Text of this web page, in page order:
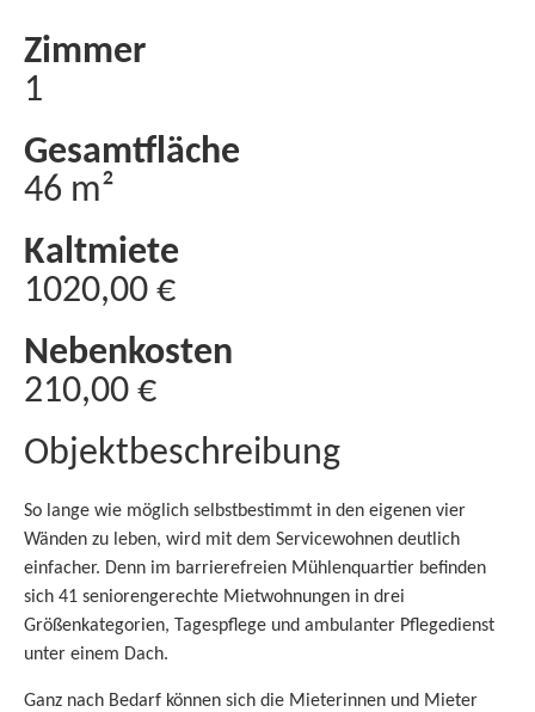
Zimmer
1
Gesamtfläche
46 m²
Kaltmiete
1020,00 €
Nebenkosten
210,00 €
Objektbeschreibung
So lange wie möglich selbstbestimmt in den eigenen vier
Wänden zu leben, wird mit dem Servicewohnen deutlich
einfacher. Denn im barrierefreien Mühlenquartier befinden
sich 41 seniorengerechte Mietwohnungen in drei
Größenkategorien, Tagespflege und ambulanter Pflegedienst
unter einem Dach.
Ganz nach Bedarf können sich die Mieterinnen und Mieter